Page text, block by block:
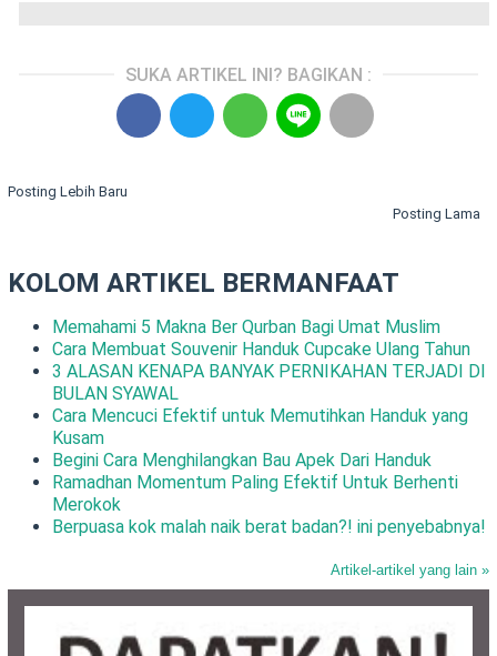
SUKA ARTIKEL INI? BAGIKAN :
Posting Lebih Baru
Posting Lama
KOLOM ARTIKEL BERMANFAAT
Memahami 5 Makna Ber Qurban Bagi Umat Muslim
Cara Membuat Souvenir Handuk Cupcake Ulang Tahun
3 ALASAN KENAPA BANYAK PERNIKAHAN TERJADI DI
BULAN SYAWAL
Cara Mencuci Efektif untuk Memutihkan Handuk yang
Kusam
Begini Cara Menghilangkan Bau Apek Dari Handuk
Ramadhan Momentum Paling Efektif Untuk Berhenti
Merokok
Berpuasa kok malah naik berat badan?! ini penyebabnya!
Artikel-artikel yang lain »